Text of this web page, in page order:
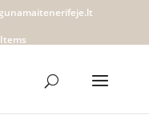
| ŽIEDŲ
R. R. Tolkien